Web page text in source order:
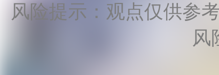
风险提示：观点仅供参
风